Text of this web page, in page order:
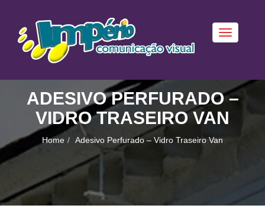
Toggle
navigation
ADESIVO PERFURADO –
VIDRO TRASEIRO VAN
Home Adesivo Perfurado – Vidro Traseiro Van